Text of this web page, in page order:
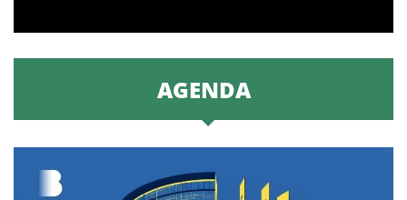
AGENDA